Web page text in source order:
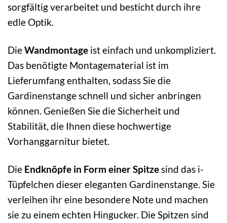
sorgfältig verarbeitet und besticht durch ihre
edle Optik.
DieWandmontage ist einfach und unkompliziert.
Das benötigte Montagematerial ist im
Lieferumfang enthalten, sodass Sie die
Gardinenstange schnell und sicher anbringen
können. Genießen Sie die Sicherheit und
Stabilität, die Ihnen diese hochwertige
Vorhanggarnitur bietet.
Die Endknöpfe in Form einer Spitzesind das i-
Tüpfelchen dieser eleganten Gardinenstange. Sie
verleihen ihr eine besondere Note und machen
sie zu einem echten Hingucker. Die Spitzen sind